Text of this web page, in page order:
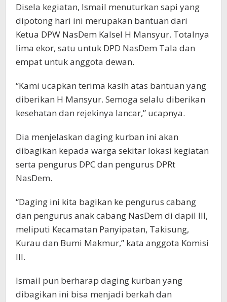
Disela kegiatan, Ismail menuturkan sapi yang
dipotong hari ini merupakan bantuan dari
Ketua DPW NasDem Kalsel H Mansyur. Totalnya
lima ekor, satu untuk DPD NasDem Tala dan
empat untuk anggota dewan.
“Kami ucapkan terima kasih atas bantuan yang
diberikan H Mansyur. Semoga selalu diberikan
kesehatan dan rejekinya lancar,” ucapnya.
Dia menjelaskan daging kurban ini akan
dibagikan kepada warga sekitar lokasi kegiatan
serta pengurus DPC dan pengurus DPRt
NasDem.
“Daging ini kita bagikan ke pengurus cabang
dan pengurus anak cabang NasDem di dapil III,
meliputi Kecamatan Panyipatan, Takisung,
Kurau dan Bumi Makmur,” kata anggota Komisi
III.
Ismail pun berharap daging kurban yang
dibagikan ini bisa menjadi berkah dan